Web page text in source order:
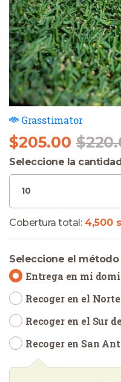
Grasstimator
$
El precio
$205.00
El precio
Seleccione la
Cobertura total:
Seleccione el
Entrega en mi
Recoger en el
Recoger en el Sur
Recoger en San